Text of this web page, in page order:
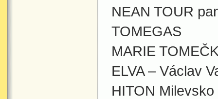
NEAN TOUR
TOMEGAS
MARIE
ELVA – Václav
HITON